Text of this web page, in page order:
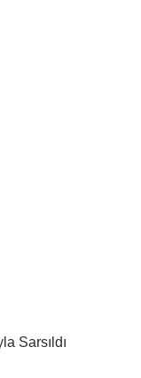
Sarsıldı